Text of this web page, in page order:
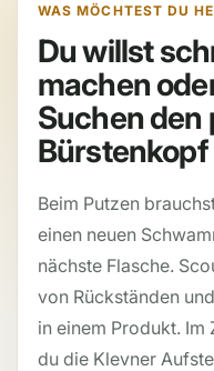
WAS MÖCHTEST DU
Du willst
machen
Suchen den
Beim Putzen
einen neuen
nächste Flasche.
von Rückständen
in einem Produkt.
du die Klevner